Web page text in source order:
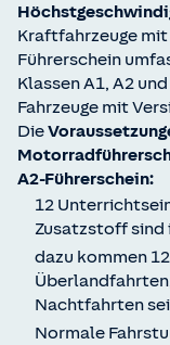
Kraftfahrzeuge
Führerschein
Klassen A1, A2
Fahrzeuge mit
Die
A2-Führerschein:
12
Zusatzstoff sind
dazu kommen
Nachtfahrten
Normale